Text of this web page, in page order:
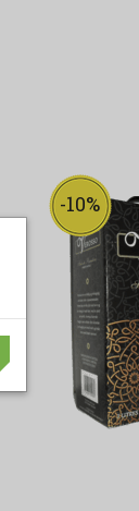
-10%